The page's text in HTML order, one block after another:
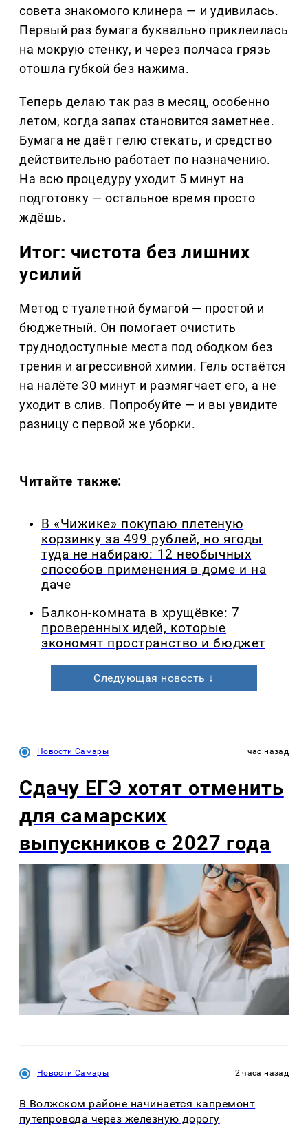
совета знакомого клинера — и удивилась.
Первый раз бумага буквально приклеилась
на мокрую стенку, и через полчаса грязь
отошла губкой без нажима.
Теперь делаю так раз в месяц, особенно
летом, когда запах становится заметнее.
Бумага не даёт гелю стекать, и средство
действительно работает по назначению.
На всю процедуру уходит 5 минут на
подготовку — остальное время просто
ждёшь.
Итог: чистота без лишних
усилий
Метод с туалетной бумагой — простой и
бюджетный. Он помогает очистить
труднодоступные места под ободком без
трения и агрессивной химии. Гель остаётся
на налёте 30 минут и размягчает его, а не
уходит в слив. Попробуйте — и вы увидите
разницу с первой же уборки.
Читайте также:
В «Чижике» покупаю плетеную
корзинку за 499 рублей, но ягоды
туда не набираю: 12 необычных
способов применения в доме и на
даче
Балкон-комната в хрущёвке: 7
проверенных идей, которые
экономят пространство и бюджет
Следующая новость ↓
Новости Самары час назад
Сдачу ЕГЭ хотят отменить
для самарских
выпускников с 2027 года
Новости Самары 2 часа назад
В Волжском районе начинается капремонт
путепровода через железную дорогу